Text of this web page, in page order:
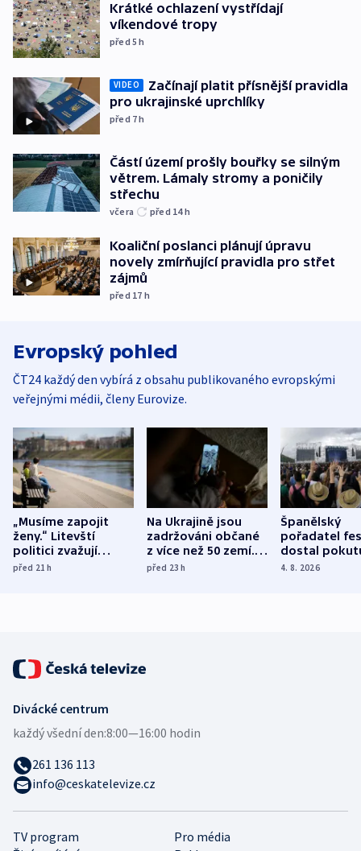
Krátké ochlazení vystřídají
víkendové tropy
před 5h
VIDEO
Začínají platit přísnější pravidla
pro ukrajinské uprchlíky
před 7h
Částí území prošly bouřky se silným
větrem. Lámaly stromy a poničily
střechu
včera před 14h
Koaliční poslanci plánují úpravu
novely zmírňující pravidla pro střet
zájmů
před 17 h
Evropský pohled
ČT24 každý den vybírá z obsahu publikovaného evropskými
veřejnými médii, členy Eurovize.
„Musíme zapojit
ženy.“ Litevští
politici zvažují
dohodu o
před 21h
Na Ukrajině jsou
zadržováni občané
z více než 50 zemí.
Bojovali na straně
před 23h
Španělský
pořadatel
dostal
nekalé
4. 8. 2026
TV program
Pro média
Divácké centrum
každý všední den:8:00—16:00 hodin
261 136 113
info@ceskatelevize.cz